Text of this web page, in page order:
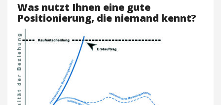
Was nutzt Ihnen eine gute
Positionierung, die niemand kennt?